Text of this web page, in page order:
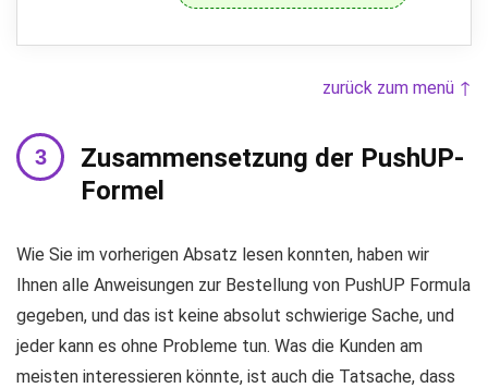
zurück zum menü ↑
Zusammensetzung der PushUP-
Formel
Wie Sie im vorherigen Absatz lesen konnten, haben wir
Ihnen alle Anweisungen zur Bestellung von PushUP Formula
gegeben, und das ist keine absolut schwierige Sache, und
jeder kann es ohne Probleme tun. Was die Kunden am
meisten interessieren könnte, ist auch die Tatsache, dass